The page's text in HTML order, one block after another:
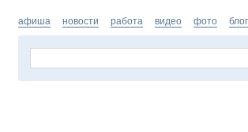
афиша новости работа видео фото